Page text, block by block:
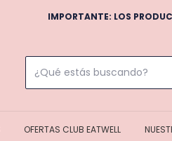
IMPORTANTE: LOS
OFERTAS CLUB EATWELL